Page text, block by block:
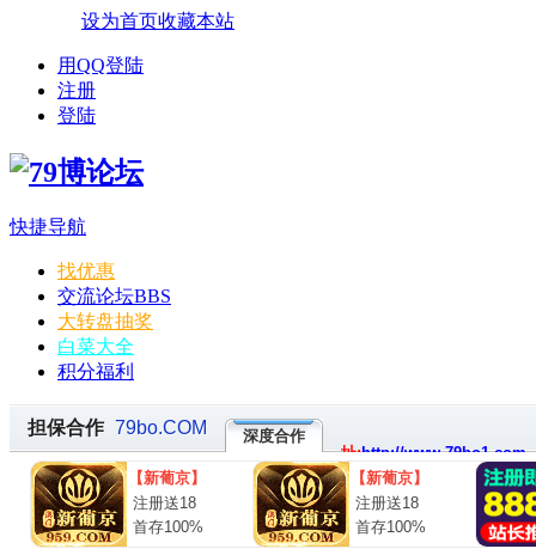
设为首页收藏本站
用QQ登陆
注册
登陆
快捷导航
找优惠
交流论坛BBS
大转盘抽奖
白菜大全
积分福利